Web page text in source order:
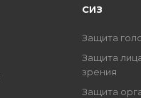
СИЗ
Защита
Защита
зрения
Защита